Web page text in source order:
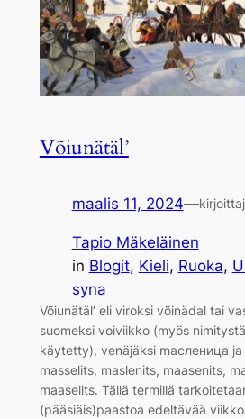
Võiunätäl’
maalis 11, 2024—
Tapio Mäkeläinen
in Blogit, Kieli, Ruoka,
syna
Võiunätäl’ eli viroksi võinädal tai
suomeksi voiviikko (myös
käytetty), venäjäksi mасленица
masselits, maslenits, maasenits,
maaselits. Tällä termillä
(pääsiäis)paastoa edeltävää